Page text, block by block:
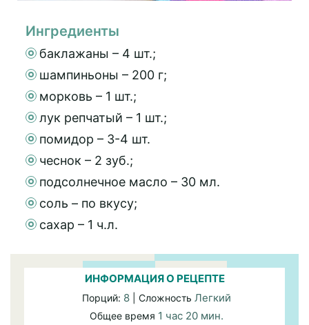
Ингредиенты
баклажаны – 4 шт.;
шампиньоны – 200 г;
морковь – 1 шт.;
лук репчатый – 1 шт.;
помидор – 3-4 шт.
чеснок – 2 зуб.;
подсолнечное масло – 30 мл.
соль – по вкусу;
сахар – 1 ч.л.
ИНФОРМАЦИЯ О РЕЦЕПТЕ
Порций: 8| Сложность Легкий
Общее время 1 час 20 мин.